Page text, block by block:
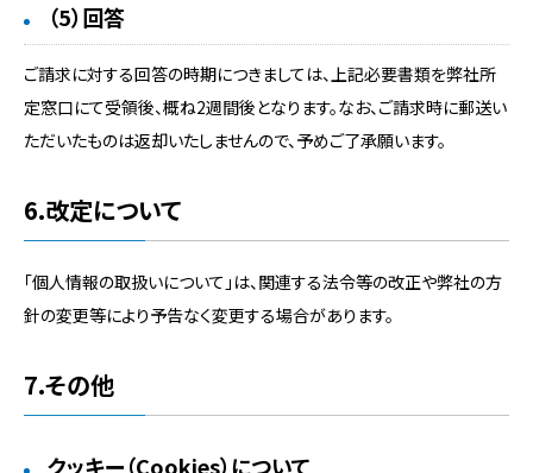
（5）回答
ご請求に対する回答の時期につきましては、上記必要書類を弊社所
定窓口にて受領後、概ね2週間後となります。なお、ご請求時に郵送い
ただいたものは返却いたしませんので、予めご了承願います。
6.改定について
「個人情報の取扱いについて」は、関連する法令等の改正や弊社の方
針の変更等により予告なく変更する場合があります。
7.その他
クッキー（Cookies）について